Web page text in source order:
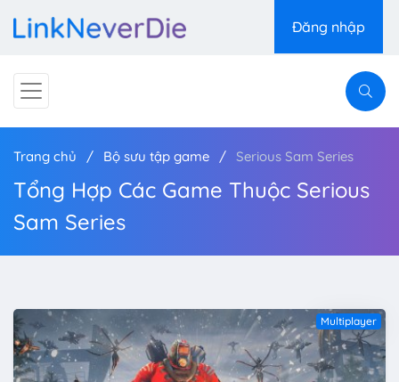
Đăng nhập
Trang chủ Bộ sưu tập game Serious Sam Series
Tổng Hợp Các Game Thuộc Serious
Sam Series
Multiplayer